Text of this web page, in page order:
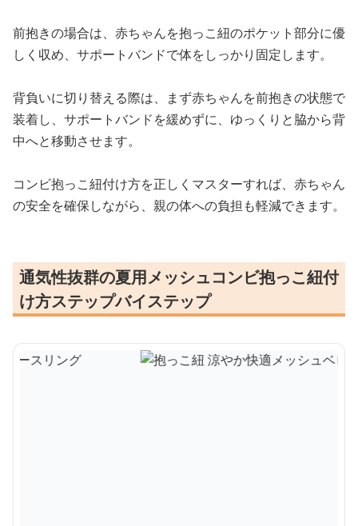
前抱きの場合は、赤ちゃんを抱っこ紐のポケット部分に優
しく収め、サポートバンドで体をしっかり固定します。
背負いに切り替える際は、まず赤ちゃんを前抱きの状態で
装着し、サポートバンドを緩めずに、ゆっくりと脇から背
中へと移動させます。
コンビ抱っこ紐付け方を正しくマスターすれば、赤ちゃん
の安全を確保しながら、親の体への負担も軽減できます。
通気性抜群の夏用メッシュコンビ抱っこ紐付
け方ステップバイステップ